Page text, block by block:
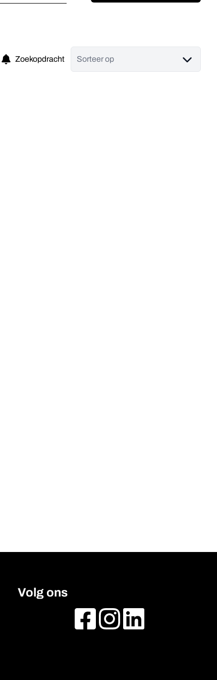
Zoekopdracht Sorteer op
Volg ons